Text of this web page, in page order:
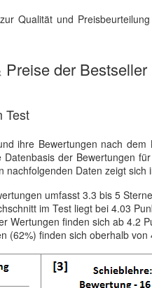
Qualität und
der Bestseller
Test
ihre Bewertungen nach
Datenbasis der Bewertungen
nachfolgenden Daten zeigt sich
umfasst 3.3 bis 5 Sterne
im Test liegt bei 4.03
Wertungen finden sich ab 4.2
(62%) finden sich oberhalb von